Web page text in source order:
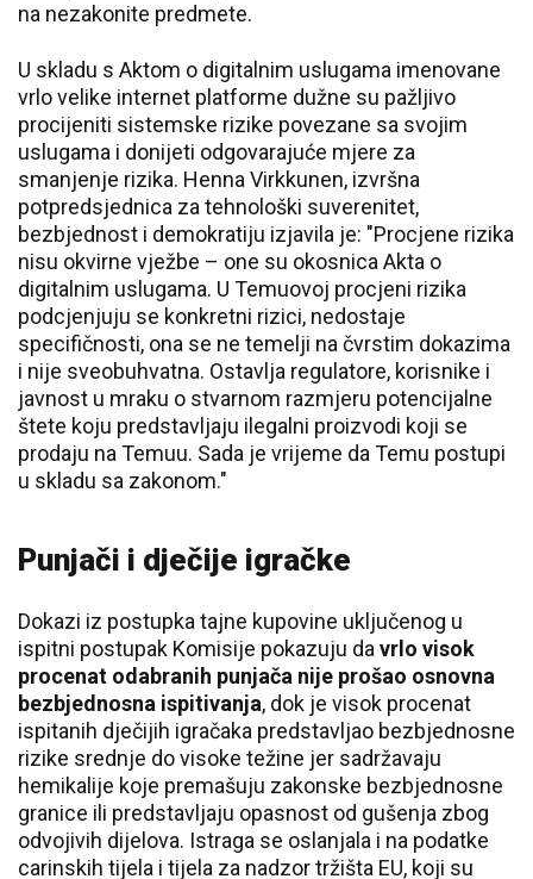
na nezakonite predmete.
U skladu s Aktom o digitalnim uslugama imenovane
vrlo velike internet platforme dužne su pažljivo
procijeniti sistemske rizike povezane sa svojim
uslugama i donijeti odgovarajuće mjere za
smanjenje rizika. Henna Virkkunen, izvršna
potpredsjednica za tehnološki suverenitet,
bezbjednost i demokratiju izjavila je: "Procjene rizika
nisu okvirne vježbe – one su okosnica Akta o
digitalnim uslugama. U Temuovoj procjeni rizika
podcjenjuju se konkretni rizici, nedostaje
specifičnosti, ona se ne temelji na čvrstim dokazima
i nije sveobuhvatna. Ostavlja regulatore, korisnike i
javnost u mraku o stvarnom razmjeru potencijalne
štete koju predstavljaju ilegalni proizvodi koji se
prodaju na Temuu. Sada je vrijeme da Temu postupi
u skladu sa zakonom."
Punjači i dječije igračke
Dokazi iz postupka tajne kupovine uključenog u
ispitni postupak Komisije pokazuju da vrlo visok
procenat odabranih punjača nije prošao osnovna
bezbjednosna ispitivanja, dok je visok procenat
ispitanih dječijih igračaka predstavljao bezbjednosne
rizike srednje do visoke težine jer sadržavaju
hemikalije koje premašuju zakonske bezbjednosne
granice ili predstavljaju opasnost od gušenja zbog
odvojivih dijelova. Istraga se oslanjala i na podatke
carinskih tijela i tijela za nadzor tržišta EU, koji su